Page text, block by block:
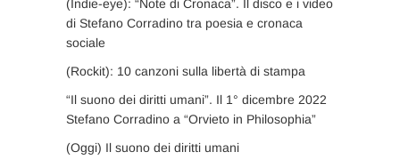
(Indie-eye): “Note di Cronaca”. Il disco e i video
di Stefano Corradino tra poesia e cronaca
sociale
(Rockit): 10 canzoni sulla libertà di stampa
“Il suono dei diritti umani”. Il 1° dicembre 2022
Stefano Corradino a “Orvieto in Philosophia”
(Oggi) Il suono dei diritti umani